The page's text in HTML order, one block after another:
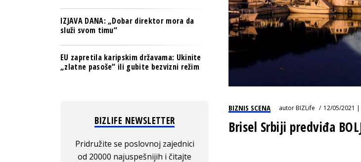
BIZNIS SCENA autorBIZLife 12/05/2021 |
Brisel Srbiji predviđa
IZJAVA DANA: „Dobar direktor mora da
služi svom timu“
EU zapretila karipskim državama: Ukinite
„zlatne pasoše“ ili gubite bezvizni režim
BIZLIFE NEWSLETTER
Pridružite se poslovnoj zajednici
od 20000 najuspešnijih i čitajte